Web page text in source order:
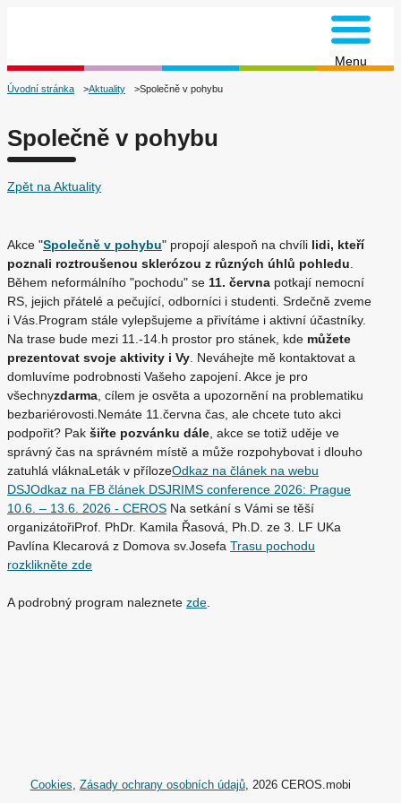
Menu
Úvodní stránka Aktuality Společně v pohybu
Společně v pohybu
Zpět na Aktuality
Akce "Společně v pohybu" propojí alespoň na chvíli lidi, kteří
poznali roztroušenou sklerózou z různých úhlů pohledu.
Během neformálního "pochodu" se 11. června potkají nemocní
RS, jejich přátelé a pečující, odborníci i studenti. Srdečně zveme
i Vás.Program stále vylepšujeme a přivítáme i aktivní účastníky.
Na trase bude mezi 11.-14.h prostor pro stánek, kde můžete
prezentovat svoje aktivity i Vy. Neváhejte mě kontaktovat a
domluvíme podrobnosti Vašeho zapojení. Akce je pro
všechnyzdarma, cílem je osvěta a upozornění na problematiku
bezbariérovosti.Nemáte 11.června čas, ale chcete tuto akci
podpořit? Pak šiřte pozvánku dále, akce se totiž uděje ve
správný čas na správném místě a může rozpohybovat i dlouho
zatuhlá vláknaLeták v přílozeOdkaz na článek na webu
DSJOdkaz na FB článek DSJRIMS conference 2026: Prague
10.6. – 13.6. 2026 - CEROS Na setkání s Vámi se těší
organizátořiProf. PhDr. Kamila Řasová, Ph.D. ze 3. LF UKa
Pavlína Klecarová z Domova sv.Josefa Trasu pochodu
rozklikněte zde
A podrobný program naleznete zde.
Cookies, Zásady ochrany osobních údajů, 2026 CEROS.mobi